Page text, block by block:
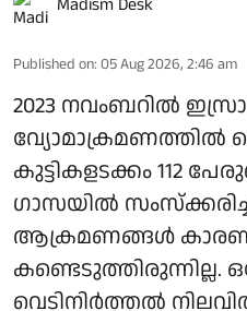
Published on: 05 Aug 2026, 2:46 am
2023 നവംബറില്‍
വ്യോമാക്രമണത്തില്‍
കുട്ടികളടക്കം 112
ഗാസയില്‍
ആക്രമണങ്ങള്‍
കണ്ടെടുത്തിരുന്നില്ല.
വെടിനിര്‍ത്തല്‍